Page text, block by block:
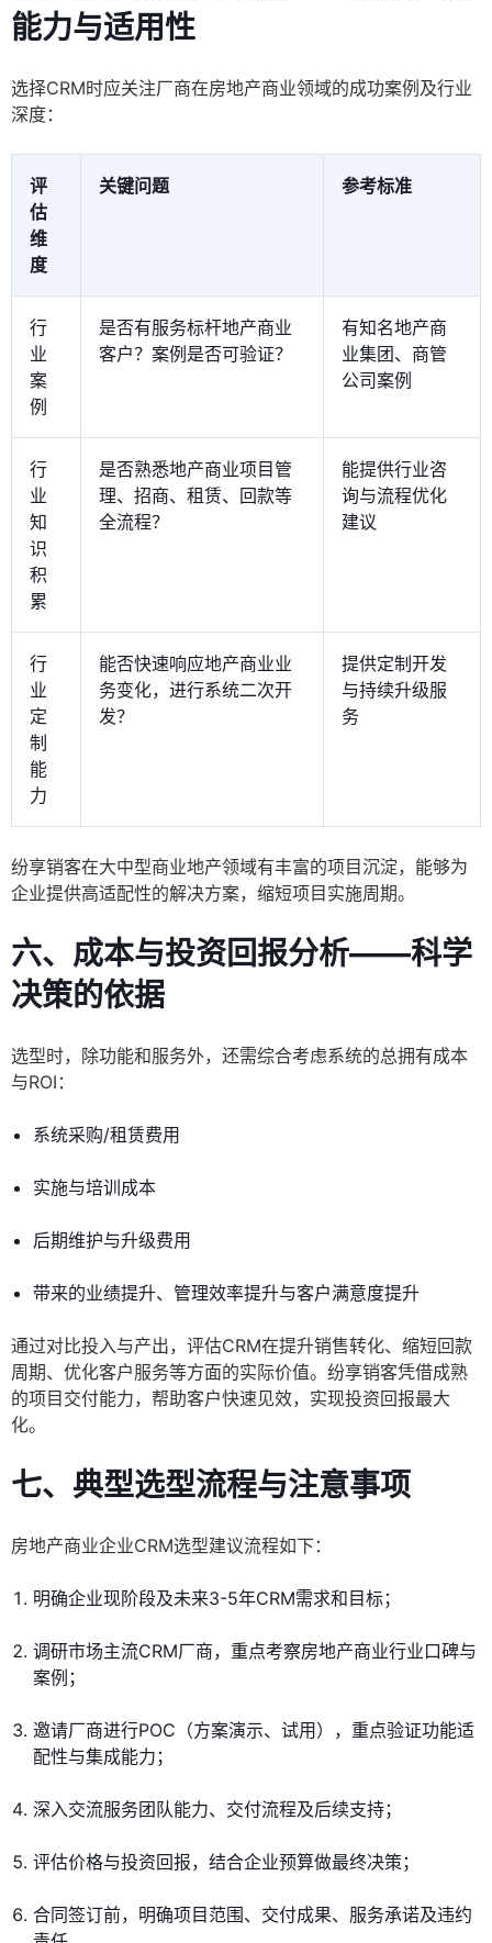
能力与适用性
选择CRM时应关注厂商在房地产商业领域的成功案例及行业
深度：
评
估
维
度
关键问题 参考标准
行
业
案
例
是否有服务标杆地产商业
客户？案例是否可验证？
有知名地产商
业集团、商管
公司案例
行
业
知
识
积
累
是否熟悉地产商业项目管
理、招商、租赁、回款等
全流程？
能提供行业咨
询与流程优化
建议
行
业
定
制
能
力
能否快速响应地产商业业
务变化，进行系统二次开
发？
提供定制开发
与持续升级服
务
纷享销客在大中型商业地产领域有丰富的项目沉淀，能够为
企业提供高适配性的解决方案，缩短项目实施周期。
六、成本与投资回报分析——科学
决策的依据
选型时，除功能和服务外，还需综合考虑系统的总拥有成本
与ROI：
系统采购/租赁费用
实施与培训成本
后期维护与升级费用
带来的业绩提升、管理效率提升与客户满意度提升
通过对比投入与产出，评估CRM在提升销售转化、缩短回款
周期、优化客户服务等方面的实际价值。纷享销客凭借成熟
的项目交付能力，帮助客户快速见效，实现投资回报最大
化。
七、典型选型流程与注意事项
房地产商业企业CRM选型建议流程如下：
明确企业现阶段及未来3-5年CRM需求和目标；
调研市场主流CRM厂商，重点考察房地产商业行业口碑与
案例；
邀请厂商进行POC（方案演示、试用），重点验证功能适
配性与集成能力；
深入交流服务团队能力、交付流程及后续支持；
评估价格与投资回报，结合企业预算做最终决策；
合同签订前，明确项目范围、交付成果、服务承诺及违约